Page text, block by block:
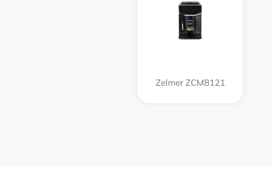
Zelmer ZCM8121